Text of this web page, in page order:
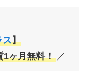
ス】
1ヶ月無料！ ／